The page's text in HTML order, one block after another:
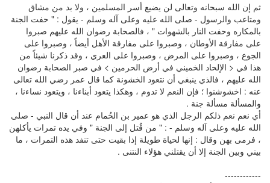
ثم إن الله سبحانه وتعالى لن يضيع أسر المسلمين ، ولا بد من مشاق
ومتاعب والرسول - صلى الله عليه وعلى آله وسلم - يقول : " حفت الجنة
بالمكاره وحفت النار بالشهوات " ، فالصحابة رضوان الله عليهم صبروا
على مفارقة الأوطان ، وصبروا على مفارقة الأهل أيضاً ، وصبروا على
الجوع ، وصبروا على المرض ، وصبروا على العري ، وقد ذكرنا شيئاً من
هذا في < الإلحاد الخميني في أرض الحرمين > في صبر الصحابة رضوان
الله عليهم ، فالذي ينبغي أن نتعود الخشونة كما قال عمر رضي الله تعالى
عنه : اخشوشنوا ؛ فإن النعم لا تدوم ، وهكذا يتعود أبناءنا ، ويتعود نساءنا ،
والمسألة مسألة جنة .
أي نعم نعم ذلكم الرجل الذي هو عمير بن الحُمام عند أن قال النبي - صلى
الله عليه وعلى آله وسلم - : " من قُتل إلى الجنة " وفي يده تمرات يأكلهن
، فرمى بهن وقال : إنها لحياة طويلة إذا بقيت حتى تنفد هذه التمرات ، ما
بيني وبين الجنة إلا أن يقتلني هؤلاء النتنى .
------------